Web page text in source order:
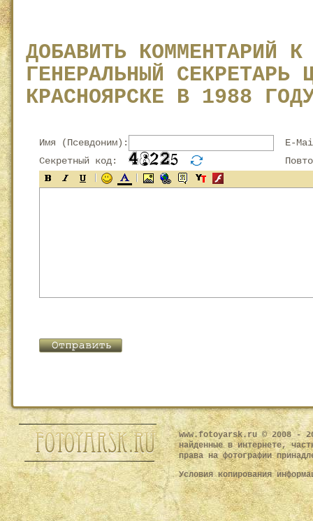
ДОБАВИТЬ КОММЕНТАРИЙ
ГЕНЕРАЛЬНЫЙ СЕКРЕТАРЬ
КРАСНОЯРСКЕ В 1988
Имя (Псевдоним):
E-
Секретный код:
www.fotoyarsk.ru © 2008 -
найденные в интернете,
права на фотографии
Условия копирования